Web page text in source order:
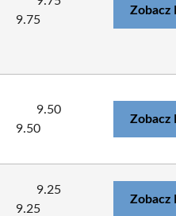
9.75
Zobacz
9.50
9.50
Zobacz
9.25
9.25
Zobacz